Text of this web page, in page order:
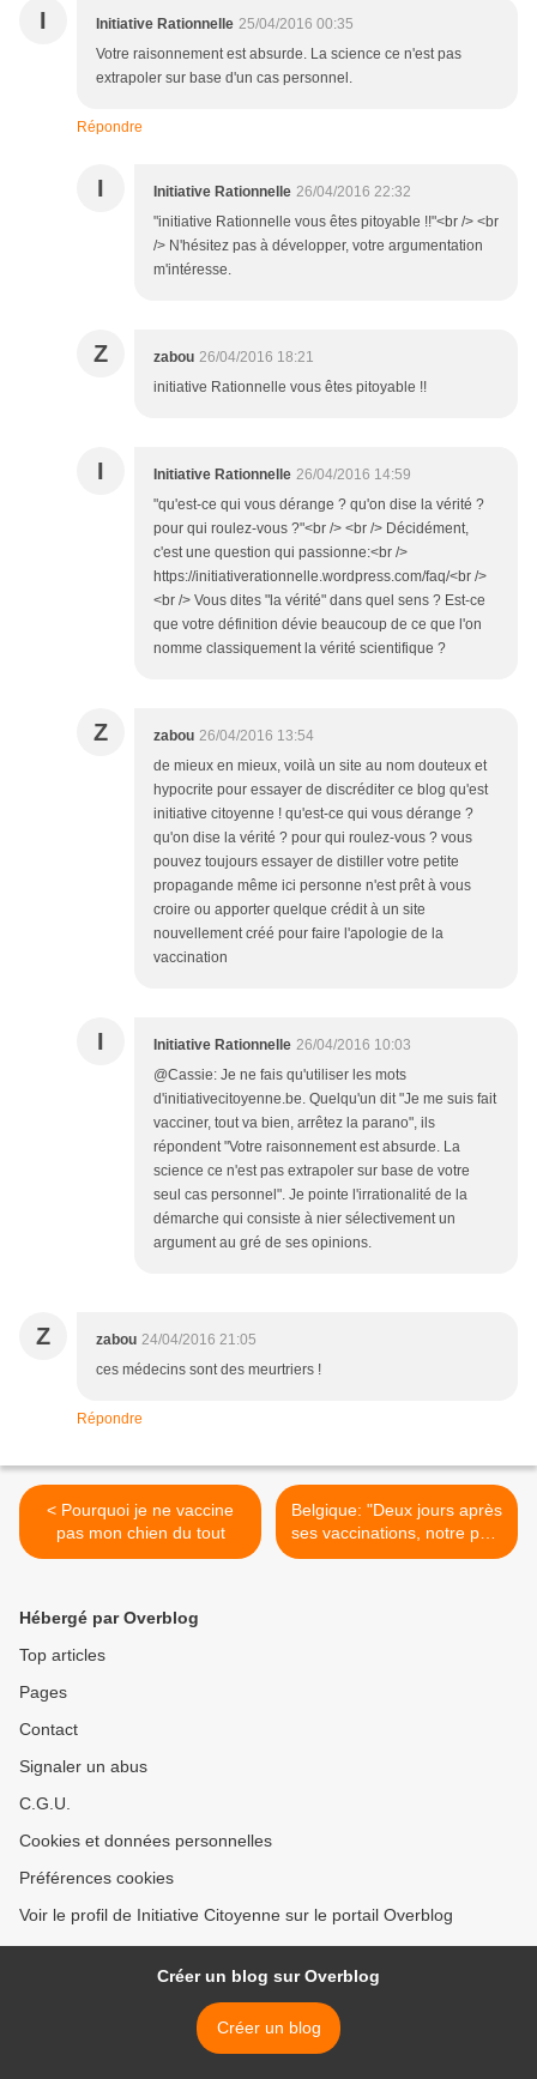
I Initiative Rationnelle 25/04/2016 00:35
Votre raisonnement est absurde. La science ce n'est pas
extrapoler sur base d'un cas personnel.
Répondre
I Initiative Rationnelle 26/04/2016 22:32
"initiative Rationnelle vous êtes pitoyable !!"<br /> <br
/> N'hésitez pas à développer, votre argumentation
m'intéresse.
Z zabou 26/04/2016 18:21
initiative Rationnelle vous êtes pitoyable !!
I Initiative Rationnelle 26/04/2016 14:59
"qu'est-ce qui vous dérange ? qu'on dise la vérité ?
pour qui roulez-vous ?"<br /> <br /> Décidément,
c'est une question qui passionne:<br />
https://initiativerationnelle.wordpress.com/faq/<br />
<br /> Vous dites "la vérité" dans quel sens ? Est-ce
que votre définition dévie beaucoup de ce que l'on
nomme classiquement la vérité scientifique ?
Z zabou 26/04/2016 13:54
de mieux en mieux, voilà un site au nom douteux et
hypocrite pour essayer de discréditer ce blog qu'est
initiative citoyenne ! qu'est-ce qui vous dérange ?
qu'on dise la vérité ? pour qui roulez-vous ? vous
pouvez toujours essayer de distiller votre petite
propagande même ici personne n'est prêt à vous
croire ou apporter quelque crédit à un site
nouvellement créé pour faire l'apologie de la
vaccination
I Initiative Rationnelle 26/04/2016 10:03
@Cassie: Je ne fais qu'utiliser les mots
d'initiativecitoyenne.be. Quelqu'un dit "Je me suis fait
vacciner, tout va bien, arrêtez la parano", ils
répondent "Votre raisonnement est absurde. La
science ce n'est pas extrapoler sur base de votre
seul cas personnel". Je pointe l'irrationalité de la
démarche qui consiste à nier sélectivement un
argument au gré de ses opinions.
Z zabou 24/04/2016 21:05
ces médecins sont des meurtriers !
Répondre
< Pourquoi je ne vaccine
pas mon chien du tout
Belgique: "Deux jours après
ses vaccinations, notre petit
garçon était mort!" >
Hébergé par Overblog
Top articles
Pages
Contact
Signaler un abus
C.G.U.
Cookies et données personnelles
Préférences cookies
Voir le profil de Initiative Citoyenne sur le portail Overblog
Créer un blog sur Overblog
Créer un blog